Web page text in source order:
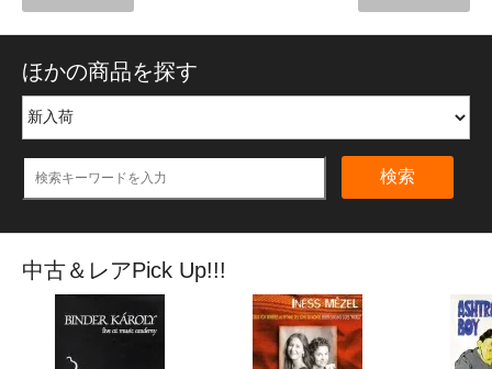
ほかの商品を探す
検索
中古＆レアPick Up!!!